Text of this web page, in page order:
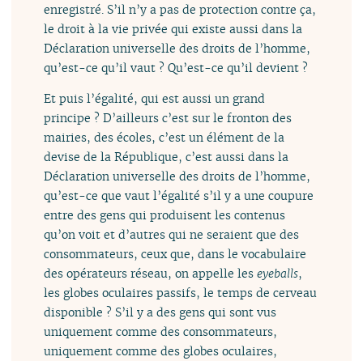
enregistré. S’il n’y a pas de protection contre ça,
le droit à la vie privée qui existe aussi dans la
Déclaration universelle des droits de l’homme,
qu’est-ce qu’il vaut ? Qu’est-ce qu’il devient ?
Et puis l’égalité, qui est aussi un grand
principe ? D’ailleurs c’est sur le fronton des
mairies, des écoles, c’est un élément de la
devise de la République, c’est aussi dans la
Déclaration universelle des droits de l’homme,
qu’est-ce que vaut l’égalité s’il y a une coupure
entre des gens qui produisent les contenus
qu’on voit et d’autres qui ne seraient que des
consommateurs, ceux que, dans le vocabulaire
des opérateurs réseau, on appelle leseyeballs,
les globes oculaires passifs, le temps de cerveau
disponible ? S’il y a des gens qui sont vus
uniquement comme des consommateurs,
uniquement comme des globes oculaires,